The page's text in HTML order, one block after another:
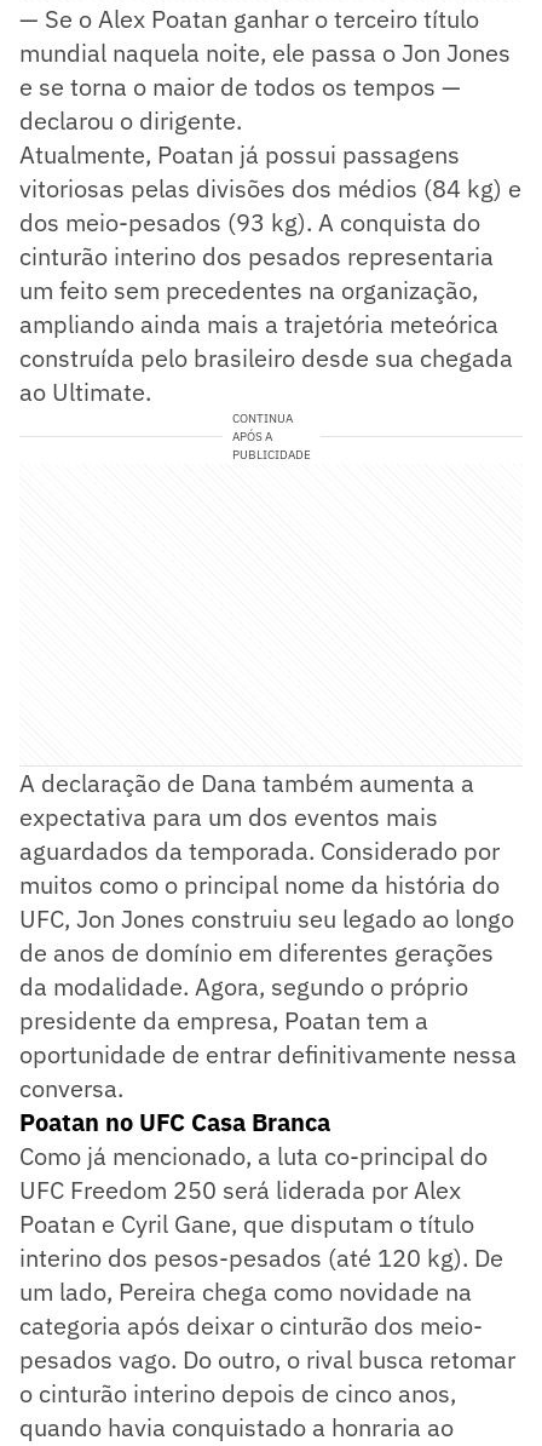
— Se o Alex Poatan ganhar o terceiro título
mundial naquela noite, ele passa o Jon Jones
e se torna o maior de todos os tempos —
declarou o dirigente.
Atualmente, Poatan já possui passagens
vitoriosas pelas divisões dos médios (84 kg) e
dos meio-pesados (93 kg). A conquista do
cinturão interino dos pesados representaria
um feito sem precedentes na organização,
ampliando ainda mais a trajetória meteórica
construída pelo brasileiro desde sua chegada
ao Ultimate.
CONTINUA
APÓS A
PUBLICIDADE
A declaração de Dana também aumenta a
expectativa para um dos eventos mais
aguardados da temporada. Considerado por
muitos como o principal nome da história do
UFC, Jon Jones construiu seu legado ao longo
de anos de domínio em diferentes gerações
da modalidade. Agora, segundo o próprio
presidente da empresa, Poatan tem a
oportunidade de entrar definitivamente nessa
conversa.
Poatan no UFC Casa Branca
Como já mencionado, a luta co-principal do
UFC Freedom 250 será liderada por Alex
Poatan e Cyril Gane, que disputam o título
interino dos pesos-pesados (até 120 kg). De
um lado, Pereira chega como novidade na
categoria após deixar o cinturão dos meio-
pesados vago. Do outro, o rival busca retomar
o cinturão interino depois de cinco anos,
quando havia conquistado a honraria ao